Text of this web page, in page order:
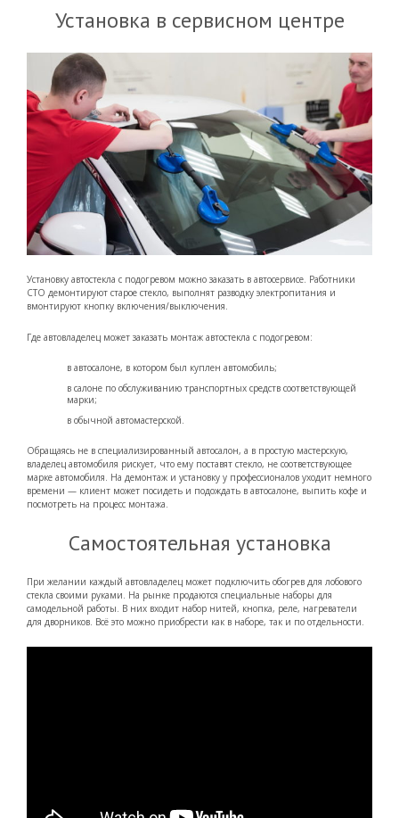
Установка в сервисном центре
Установку автостекла с подогревом можно заказать в автосервисе. Работники
СТО демонтируют старое стекло, выполнят разводку электропитания и
вмонтируют кнопку включения/выключения.
Где автовладелец может заказать монтаж автостекла с подогревом:
в автосалоне, в котором был куплен автомобиль;
в салоне по обслуживанию транспортных средств соответствующей
марки;
в обычной автомастерской.
Обращаясь не в специализированный автосалон, а в простую мастерскую,
владелец автомобиля рискует, что ему поставят стекло, не соответствующее
марке автомобиля. На демонтаж и установку у профессионалов уходит немного
времени — клиент может посидеть и подождать в автосалоне, выпить кофе и
посмотреть на процесс монтажа.
Самостоятельная установка
При желании каждый автовладелец может подключить обогрев для лобового
стекла своими руками. На рынке продаются специальные наборы для
самодельной работы. В них входит набор нитей, кнопка, реле, нагреватели
для дворников. Всё это можно приобрести как в наборе, так и по отдельности.